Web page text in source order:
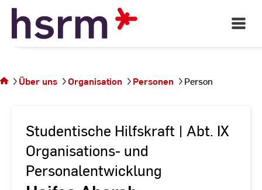
Skip
Content
Open
Main
sich auf
der
Über uns Organisation Personen Person
Studentische Hilfskraft | Abt. IX
Organisations- und
Personalentwicklung